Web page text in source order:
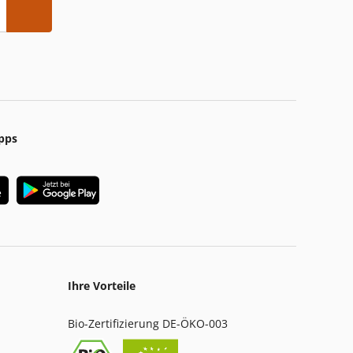
Ihre Vorteile
Bio-Zertifizierung DE-ÖKO-003